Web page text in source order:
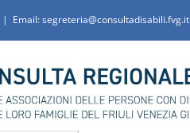
| Email: segreteria@consultadisabili.fvg.it